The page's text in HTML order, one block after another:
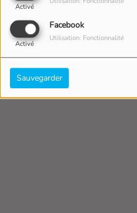
Activé
Facebook
Activé
Utilisation: Fonctionnalité
Sauvegarder